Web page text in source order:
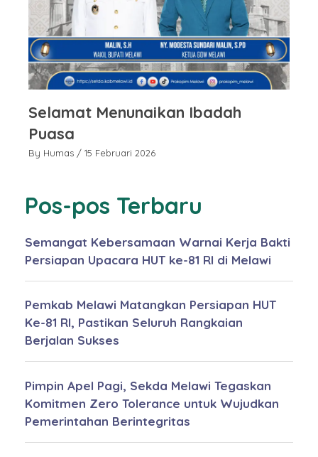
Selamat Menunaikan Ibadah
Puasa
By Humas / 15 Februari 2026
Pos-pos Terbaru
Semangat Kebersamaan Warnai Kerja Bakti
Persiapan Upacara HUT ke-81 RI di Melawi
Pemkab Melawi Matangkan Persiapan HUT
Ke-81 RI, Pastikan Seluruh Rangkaian
Berjalan Sukses
Pimpin Apel Pagi, Sekda Melawi Tegaskan
Komitmen Zero Tolerance untuk Wujudkan
Pemerintahan Berintegritas